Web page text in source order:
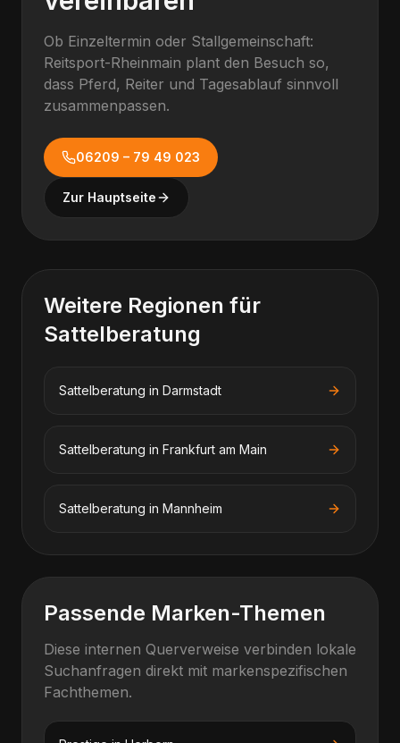
Ob Einzeltermin oder Stallgemeinschaft:
Reitsport-Rheinmain plant den Besuch so,
dass Pferd, Reiter und Tagesablauf sinnvoll
zusammenpassen.
06209 – 79 49 023
Zur Hauptseite
Weitere Regionen für
Sattelberatung
Sattelberatung in Darmstadt
Sattelberatung in Frankfurt am Main
Sattelberatung in Mannheim
Passende Marken-Themen
Diese internen Querverweise verbinden lokale
Suchanfragen direkt mit markenspezifischen
Fachthemen.